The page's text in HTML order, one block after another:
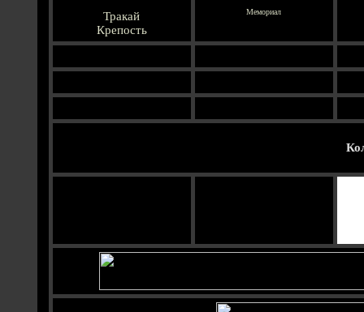
Тракай
Крепость
Мемориал